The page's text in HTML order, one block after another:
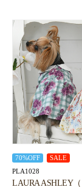
70%OFF SALE
PLA1028
LAURA ASHLEY